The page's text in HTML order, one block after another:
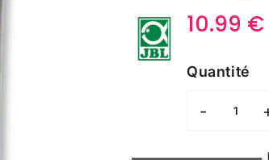
10.99 €
Quantité
-